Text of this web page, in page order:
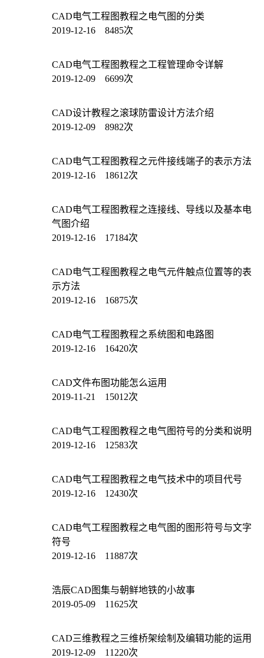
CAD电气工程图教程之电气图的分类
2019-12-16 8485次
CAD电气工程图教程之工程管理命令详解
2019-12-09 6699次
CAD设计教程之滚球防雷设计方法介绍
2019-12-09 8982次
CAD电气工程图教程之元件接线端子的表示方法
2019-12-16 18612次
CAD电气工程图教程之连接线、导线以及基本电
气图介绍
2019-12-16 17184次
CAD电气工程图教程之电气元件触点位置等的表
示方法
2019-12-16 16875次
CAD电气工程图教程之系统图和电路图
2019-12-16 16420次
CAD文件布图功能怎么运用
2019-11-21 15012次
CAD电气工程图教程之电气图符号的分类和说明
2019-12-16 12583次
CAD电气工程图教程之电气技术中的项目代号
2019-12-16 12430次
CAD电气工程图教程之电气图的图形符号与文字
符号
2019-12-16 11887次
浩辰CAD图集与朝鲜地铁的小故事
2019-05-09 11625次
CAD三维教程之三维桥架绘制及编辑功能的运用
2019-12-09 11220次